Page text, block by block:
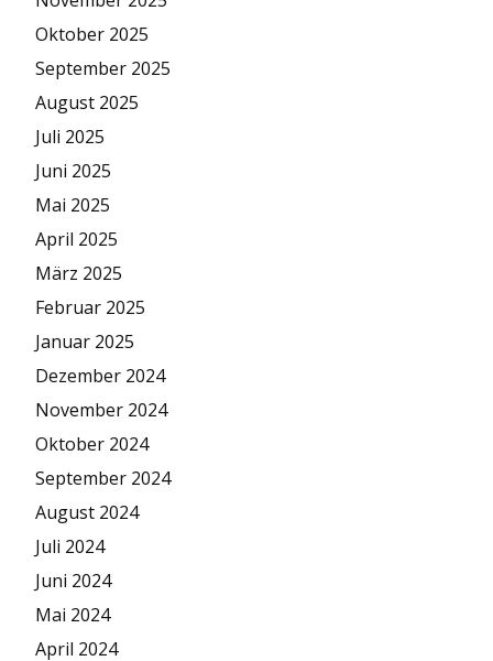
Oktober 2025
September 2025
August 2025
Juli 2025
Juni 2025
Mai 2025
April 2025
März 2025
Februar 2025
Januar 2025
Dezember 2024
November 2024
Oktober 2024
September 2024
August 2024
Juli 2024
Juni 2024
Mai 2024
April 2024